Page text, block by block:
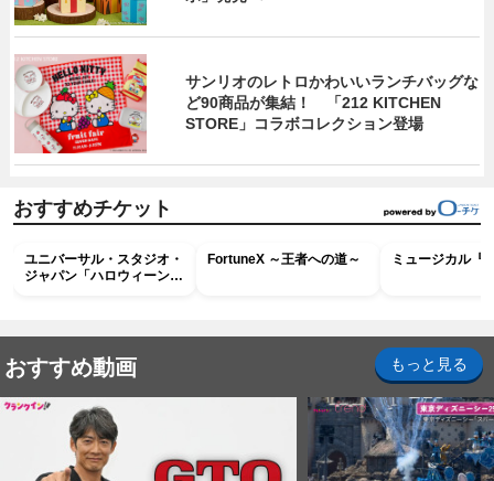
サンリオのレトロかわいいランチバッグな
ど90商品が集結！ 「212 KITCHEN
STORE」コラボコレクション登場
おすすめチケット
ユニバーサル・スタジオ・
ジャパン「ハロウィーン・
FortuneX ～王者への道～ ミュージカル『
おすすめ動画 もっと見る